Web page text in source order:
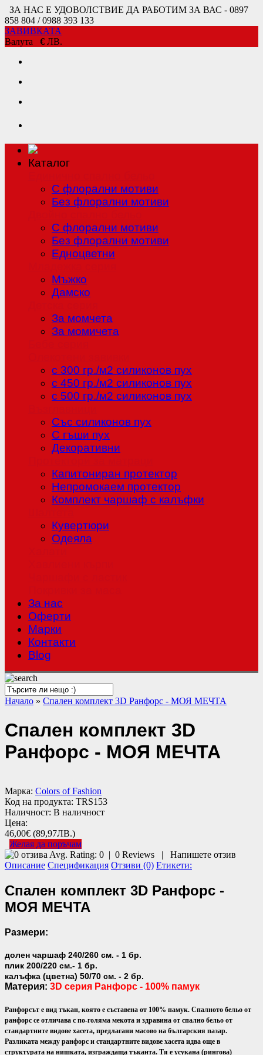
ЗА НАС Е УДОВОЛСТВИЕ ДА РАБОТИМ ЗА ВАС - 0897
858 804 / 0988 393 133
ЗАВИВКАТА
Валута € ЛВ.
Каталог
С флорални мотиви
Без флорални мотиви
С флорални мотиви
Без флорални мотиви
Едноцветни
Мъжко
Дамско
За момчета
За момичета
с 300 гр./м2 силиконов пух
с 450 гр./м2 силиконов пух
с 500 гр./м2 силиконов пух
Със силиконов пух
С гъши пух
Декоративни
Капитониран протектор
Непромокаем протектор
Комплект чаршаф с калъфки
Кувертюри
Одеяла
За нас
Оферти
Mарки
Контакти
Blog
Начало » Спален комплект 3D Ранфорс - МОЯ МЕЧТА
Спален комплект 3D
Ранфорс - МОЯ МЕЧТА
Марка: Colors of Fashion
Код на продукта: TRS153
Наличност: В наличност
Цена:
46,00€ (89,97ЛВ.)
Желая да поръчам
Avg. Rating: 0 | 0 Reviews | Напишете отзив
Описание Спецификация Отзиви (0) Етикети:
Спален комплект 3D Ранфорс -
МОЯ МЕЧТА
Размери:
долен чаршаф 240/260 см. - 1 бр.
плик 200/220 см.- 1 бр.
калъфка (цветна) 50/70 см. - 2 бр.
Материя: 3D серия Ранфорс - 100% памук
Ранфорсът е вид тъкан, която е съставена от 100% памук. Спалното бельо от
ранфорс се отличава с по-голяма мекота и здравина от спално бельо от
стандартните видове хасета, предлагани масово на българския пазар.
Разликата между ранфорс и стандартните видове хасета идва още в
структурата на нишката, изграждаща тъканта. Тя е усукана (рингова)